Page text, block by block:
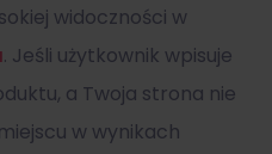
widoczności w
. Jeśli użytkownik wpisuje
a Twoja strona nie
w wynikach